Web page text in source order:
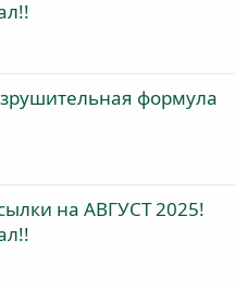
формула
на АВГУСТ 2025!